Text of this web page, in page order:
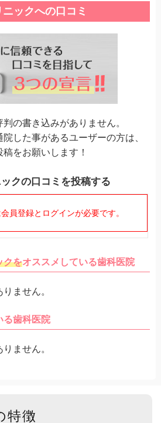
ックへの口コミ
書き込みがありません。
た事があるユーザーの方は、
をお願いします！
クの口コミを投稿する
員登録とログインが必要です。
クをオススメしている歯科医院
ません。
る歯科医院
ません。
特徴